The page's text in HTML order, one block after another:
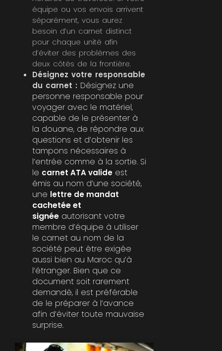
équipe ou vos envois arrivent
séparément, vous aurez
besoin d’un carnet distinct
pour chaque unité afin
d’éviter des problèmes des
deux côtés de la frontière.
Désignez votre responsable
du carnet : Désignez une
personne responsable pour
voyager avec le matériel,
capable de le présenter à
la douane, de répondre aux
questions et d’obtenir les
tampons nécessaires à
l’entrée comme à la sortie. Si
le carnet ATA valide est
émis au nom d’une société,
une lettre de mandat
cachetée et
signée autorisant votre
membre d’équipe à utiliser
le carnet au nom de la
société peut être exigée
aussi bien au Maroc qu’à
l’étranger. Bien que ce
document soit rarement
demandé, il est préférable
de le préparer à l’avance
afin d’éviter toute mauvaise
surprise.